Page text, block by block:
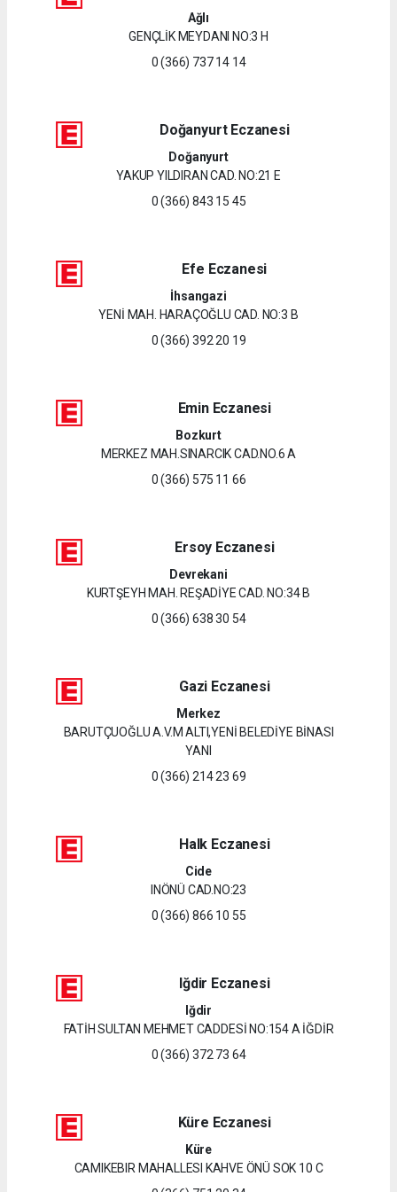
Ağlı
GENÇLİK MEYDANI NO:3 H
0 (366) 737 14 14
Doğanyurt Eczanesi
Doğanyurt
YAKUP YILDIRAN CAD. NO:21 E
0 (366) 843 15 45
Efe Eczanesi
İhsangazi
YENİ MAH. HARAÇOĞLU CAD. NO:3 B
0 (366) 392 20 19
Emin Eczanesi
Bozkurt
MERKEZ MAH.SINARCIK CAD.NO.6 A
0 (366) 575 11 66
Ersoy Eczanesi
Devrekani
KURTŞEYH MAH. REŞADİYE CAD. NO:34 B
0 (366) 638 30 54
Gazi Eczanesi
Merkez
BARUTÇUOĞLU A.V.M ALTI,YENİ BELEDİYE BİNASI
YANI
0 (366) 214 23 69
Halk Eczanesi
Cide
INÖNÜ CAD.NO:23
0 (366) 866 10 55
Iğdir Eczanesi
Iğdir
FATİH SULTAN MEHMET CADDESİ NO:154 A İĞDİR
0 (366) 372 73 64
Küre Eczanesi
Küre
CAMIKEBIR MAHALLESI KAHVE ÖNÜ SOK 10 C